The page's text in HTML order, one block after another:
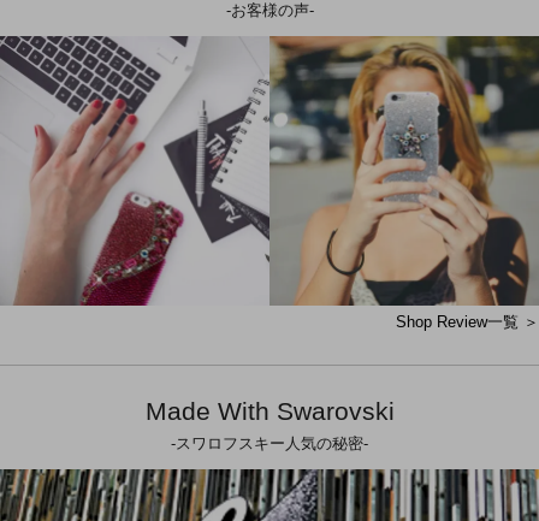
-お客様の声-
Shop Review一覧 ＞
Made With Swarovski
-スワロフスキー人気の秘密-